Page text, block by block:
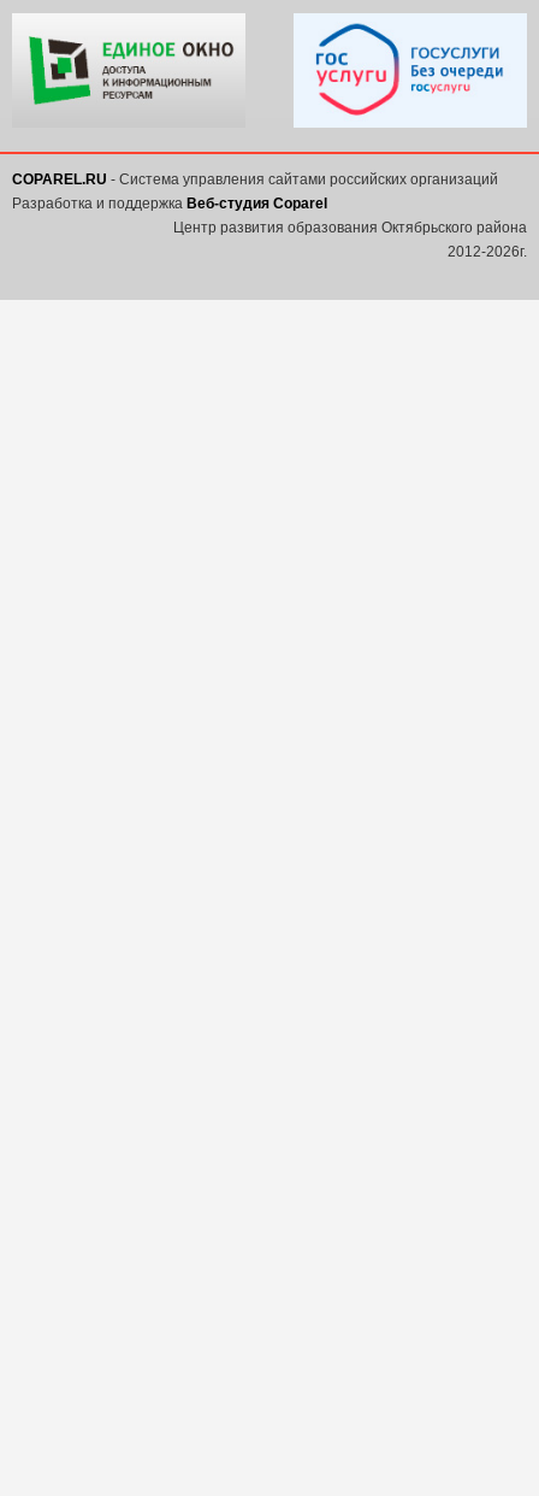
COPAREL.RU - Система управления сайтами российских организаций
Разработка и поддержка Веб-студия Coparel
Центр развития образования Октябрьского района
2012-2026г.